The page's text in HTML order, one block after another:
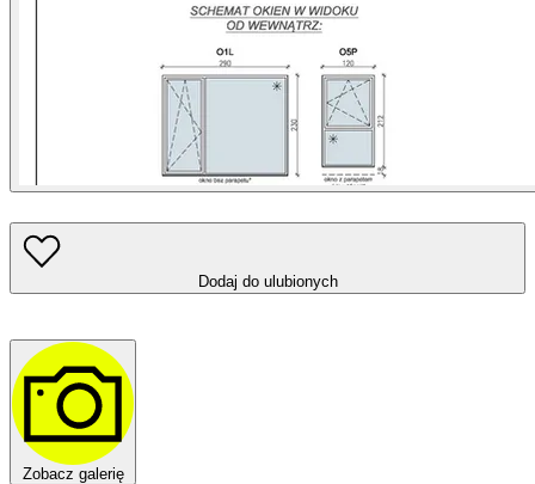
Dodaj do ulubionych
Zobacz galerię